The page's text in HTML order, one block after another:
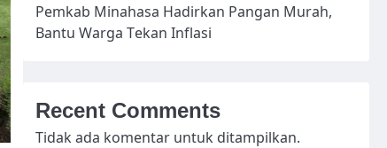
Pemkab Minahasa Hadirkan Pangan Murah,
Bantu Warga Tekan Inflasi
Recent Comments
Tidak ada komentar untuk ditampilkan.